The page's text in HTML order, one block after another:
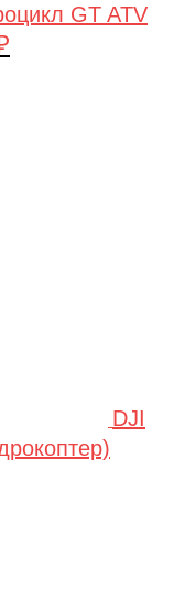
GT ATV
DJI